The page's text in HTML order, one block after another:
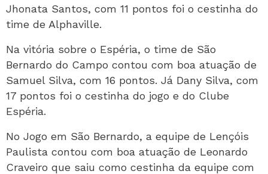
Jhonata Santos, com 11 pontos foi o cestinha do
time de Alphaville.
Na vitória sobre o Espéria, o time de São
Bernardo do Campo contou com boa atuação de
Samuel Silva, com 16 pontos. Já Dany Silva, com
17 pontos foi o cestinha do jogo e do Clube
Espéria.
No Jogo em São Bernardo, a equipe de Lençóis
Paulista contou com boa atuação de Leonardo
Craveiro que saiu como cestinha da equipe com